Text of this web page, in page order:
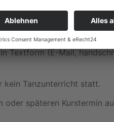
Uhrzeitstatt.
oder neun
Textform (E-Mail,
kein Tanzunterricht statt.
späteren Kurstermin